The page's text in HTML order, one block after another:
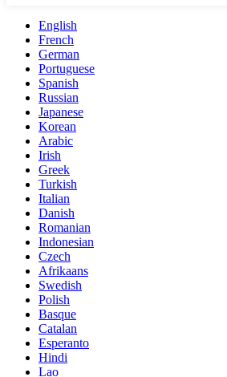
English
French
German
Portuguese
Spanish
Russian
Japanese
Korean
Arabic
Irish
Greek
Turkish
Italian
Danish
Romanian
Indonesian
Czech
Afrikaans
Swedish
Polish
Basque
Catalan
Esperanto
Hindi
Lao